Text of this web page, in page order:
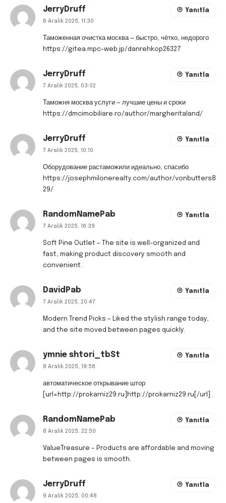
JerryDruff
6 Aralık 2025, 11:30
Таможенная очистка москва — быстро, чётко, недорого
https://gitea.mpc-web.jp/danrehkop26327
Yanıtla
JerryDruff
7 Aralık 2025, 03:02
Таможня москва услуги — лучшие цены и сроки
https://dmcimobiliare.ro/author/margheritaland/
Yanıtla
JerryDruff
7 Aralık 2025, 10:10
Оборудование растаможили идеально, спасибо
https://josephmilonerealty.com/author/vonbutters8
29/
Yanıtla
RandomNamePab
7 Aralık 2025, 16:39
Soft Pine Outlet – The site is well-organized and
fast, making product discovery smooth and
convenient.
Yanıtla
DavidPab
7 Aralık 2025, 20:47
Modern Trend Picks – Liked the stylish range today,
and the site moved between pages quickly.
Yanıtla
ymnie shtori_tbSt
8 Aralık 2025, 19:56
автоматическое открывание штор
[url=http://prokarniz29.ru]http://prokarniz29.ru[/url] .
Yanıtla
RandomNamePab
8 Aralık 2025, 22:50
ValueTreasure – Products are affordable and moving
between pages is smooth.
Yanıtla
JerryDruff
9 Aralık 2025, 00:48
Yanıtla